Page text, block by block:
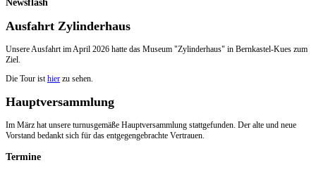
Ausfahrt Zylinderhaus
Unsere Ausfahrt im April 2026 hatte das Museum "Zylinderhaus" in Bernkastel-Kues zum
Ziel.
Die Tour isthier zu sehen.
Hauptversammlung
Im März hat unsere turnusgemäße Hauptversammlung stattgefunden. Der alte und neue
Vorstand bedankt sich für das entgegengebrachte Vertrauen.
Termine